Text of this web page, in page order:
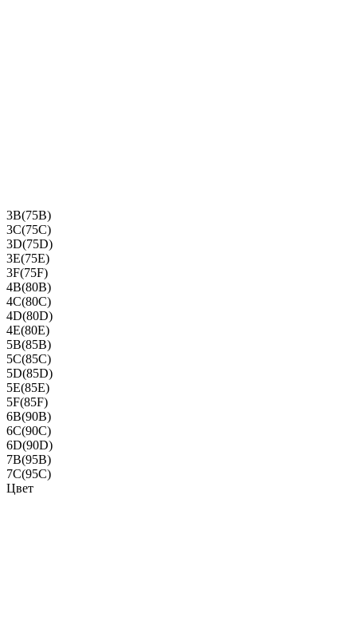
3B(75B)
3C(75C)
3D(75D)
3E(75E)
3F(75F)
4B(80B)
4C(80C)
4D(80D)
4E(80E)
5B(85B)
5C(85C)
5D(85D)
5E(85E)
5F(85F)
6B(90B)
6C(90C)
6D(90D)
7B(95B)
7C(95C)
Цвет